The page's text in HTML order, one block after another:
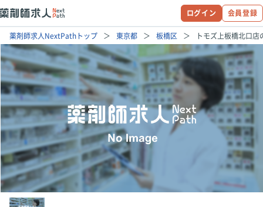
ログイン 会員登録
薬剤師求人NextPathトップ 東京都 板橋区 トモズ上板橋北口